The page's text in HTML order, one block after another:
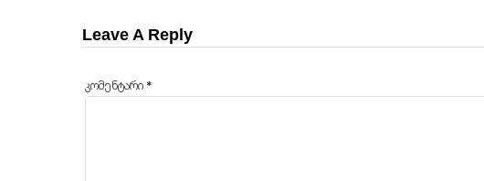
Leave A Reply
კომენტარი *